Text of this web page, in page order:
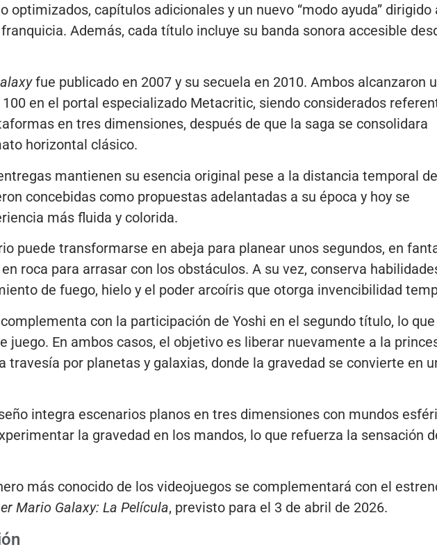
optimizados, capítulos adicionales y un nuevo “modo ayuda” dirigido
Además, cada título incluye su banda sonora accesible
fue publicado en 2007 y su secuela en 2010. Ambos alcanzaron
en el portal especializado Metacritic, siendo considerados
en tres dimensiones, después de que la saga se consolidara
horizontal clásico.
mantienen su esencia original pese a la distancia temporal
concebidas como propuestas adelantadas a su época y hoy se
más fluida y colorida.
puede transformarse en abeja para planear unos segundos, en
roca para arrasar con los obstáculos. A su vez, conserva
de fuego, hielo y el poder arcoíris que otorga invencibilidad
con la participación de Yoshi en el segundo título, lo que
juego. En ambos casos, el objetivo es liberar nuevamente a la
travesía por planetas y galaxias, donde la gravedad se convierte en
integra escenarios planos en tres dimensiones con mundos
la gravedad en los mandos, lo que refuerza la sensación
más conocido de los videojuegos se complementará con el
Mario Galaxy: La Película, previsto para el 3 de abril de 2026.